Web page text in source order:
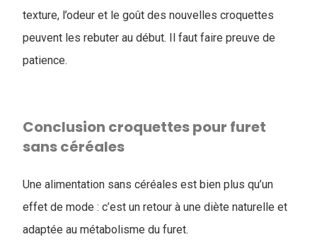
texture, l’odeur et le goût des nouvelles croquettes
peuvent les rebuter au début. Il faut faire preuve de
patience.
Conclusion ​croquettes pour furet
sans céréales
Une alimentation sans céréales est bien plus qu’un
effet de mode : c’est un retour à une diète naturelle et
adaptée au métabolisme du furet.